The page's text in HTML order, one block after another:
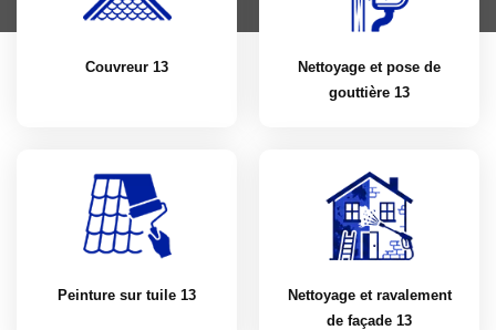
Couvreur 13
Nettoyage et pose de
gouttière 13
Peinture sur tuile 13
Nettoyage et ravalement
de façade 13